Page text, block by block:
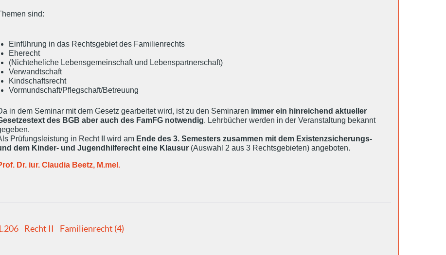
sind:
Einführung in das Rechtsgebiet des Familienrechts
Eherecht
(Nichteheliche Lebensgemeinschaft und Lebenspartnerschaft)
Verwandtschaft
Kindschaftsrecht
Vormundschaft/Pflegschaft/Betreuung
in dem Seminar mit dem Gesetz gearbeitet wird, ist zu den Seminaren immer ein hinreichend aktueller
des BGB aber auch des FamFG notwendig. Lehrbücher werden in der Veranstaltung bekannt
Prüfungsleistung in Recht II wird am Ende des 3. Semesters zusammen mit dem Existenzsicherungs-
dem Kinder- und Jugendhilferecht eine Klausur (Auswahl 2 aus 3 Rechtsgebieten) angeboten.
Dr. iur. Claudia Beetz, M.mel.
- Recht II - Familienrecht (4)